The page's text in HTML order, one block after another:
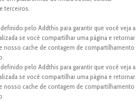
terceiros.
pelo Addthis para garantir que você veja a
se você compartilhar uma página e retornar
nosso cache de contagem de compartilhamento
pelo Addthis para garantir que você veja a
se você compartilhar uma página e retornar
nosso cache de contagem de compartilhamento